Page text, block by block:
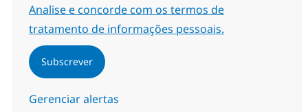
Required
Analise e concorde com os termos de
tratamento de informações pessoais.
Subscrever
Gerenciar alertas